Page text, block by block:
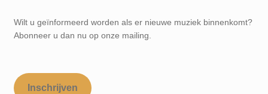
Wilt u geïnformeerd worden als er nieuwe muziek binnenkomt?
Abonneer u dan nu op onze mailing.
Inschrijven